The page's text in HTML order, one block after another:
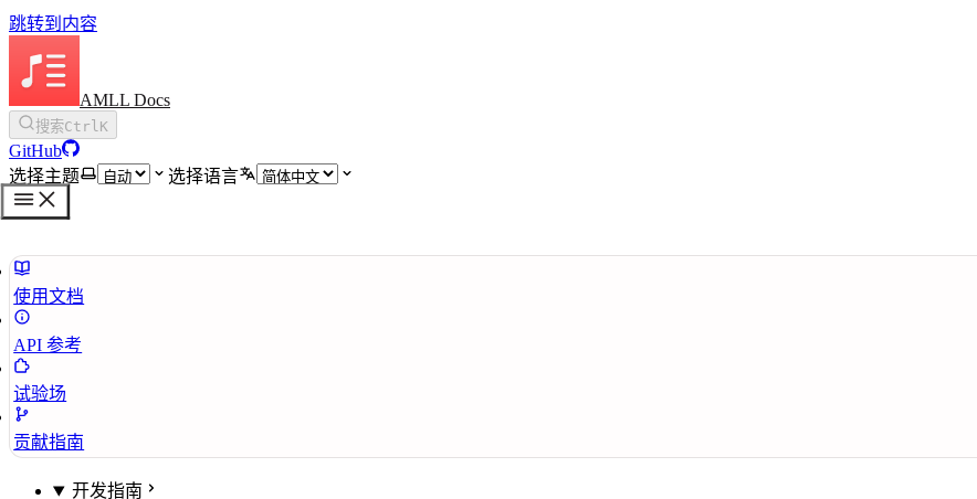
跳转到内容
AMLL Docs
搜索CtrlK
GitHub
选择主题
选择语言
使用文档
API 参考
试验场
贡献指南
开发指南